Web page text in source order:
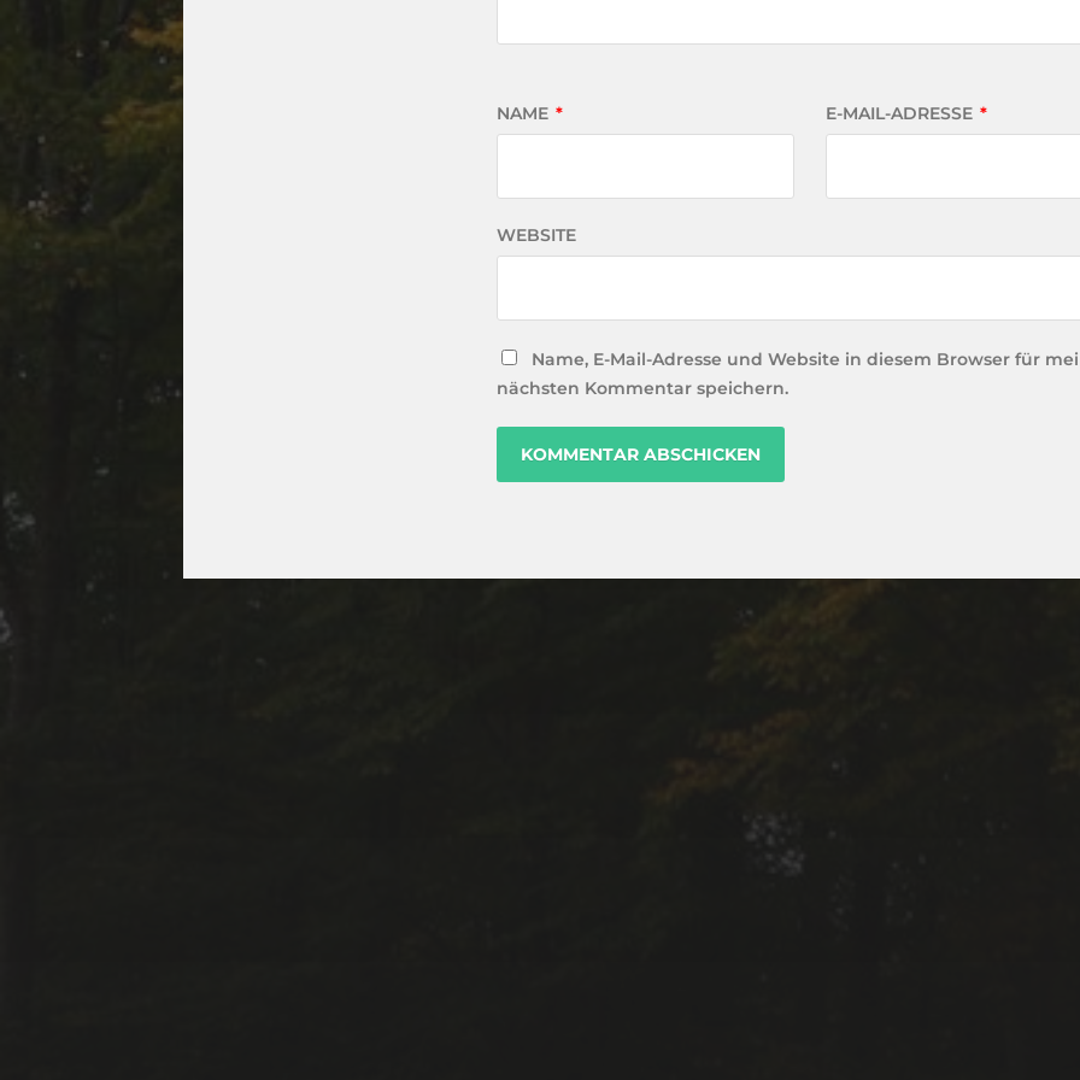
NAME * E-MAIL-ADRESSE *
WEBSITE
Name, E-Mail-Adresse und Website in diesem Browser für
nächsten Kommentar speichern.